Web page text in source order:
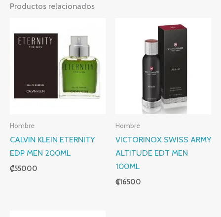
Productos relacionados
Hombre
CALVIN KLEIN ETERNITY
EDP MEN 200ML
₡55000
Hombre
VICTORINOX SWISS ARMY
ALTITUDE EDT MEN
100ML
₡16500